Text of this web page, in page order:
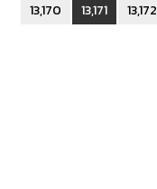
13,170
13,171 13,172